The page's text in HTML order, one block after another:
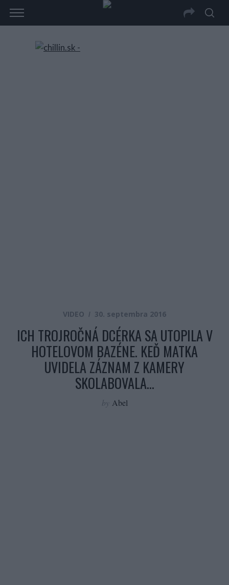
VIDEO 30. septembra 2016
ICH TROJROČNÁ DCÉRKA SA UTOPILA V
HOTELOVOM BAZÉNE. KEĎ MATKA
UVIDELA ZÁZNAM Z KAMERY
SKOLABOVALA…
by Abel